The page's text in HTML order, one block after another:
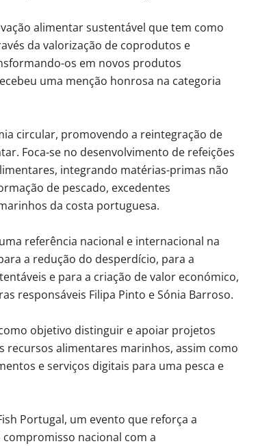
alimentar sustentável que tem como
da valorização de coprodutos e
os em novos produtos
uma menção honrosa na categoria
circular, promovendo a reintegração de
Foca-se no desenvolvimento de refeições
integrando matérias-primas não
de pescado, excedentes
da costa portuguesa.
referência nacional e internacional na
a redução do desperdício, para a
e para a criação de valor económico,
responsáveis Filipa Pinto e Sónia Barroso.
objetivo distinguir e apoiar projetos
alimentares marinhos, assim como
e serviços digitais para uma pesca e
Portugal, um evento que reforça a
nacional com a